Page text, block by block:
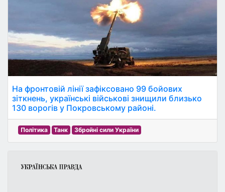
На фронтовій лінії зафіксовано 99 бойових
зіткнень, українські військові знищили близько
130 ворогів у Покровському районі.
Політика Танк Збройні сили України